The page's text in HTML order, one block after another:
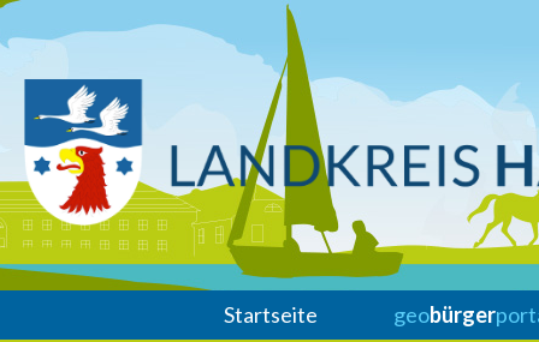
Startseite geobürger